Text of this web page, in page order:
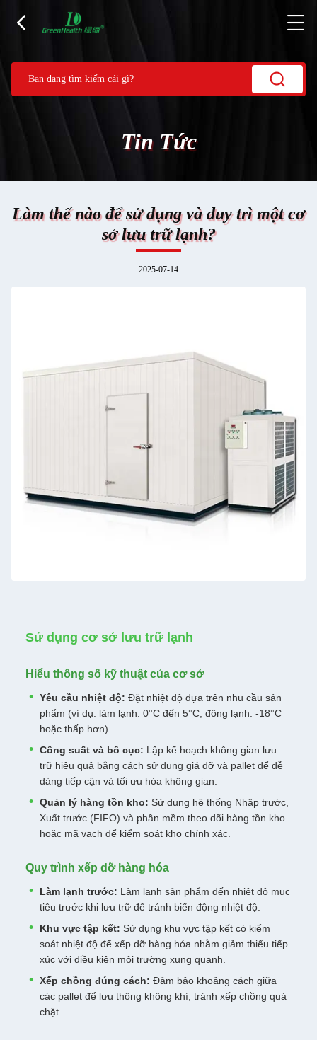
Tin Tức
Làm thế nào để sử dụng và duy trì một cơ
sở lưu trữ lạnh?
2025-07-14
Sử dụng cơ sở lưu trữ lạnh
Hiểu thông số kỹ thuật của cơ sở
Yêu cầu nhiệt độ: Đặt nhiệt độ dựa trên nhu cầu sản
phẩm (ví dụ: làm lạnh: 0°C đến 5°C; đông lạnh: -18°C
hoặc thấp hơn).
Công suất và bố cục: Lập kế hoạch không gian lưu
trữ hiệu quả bằng cách sử dụng giá đỡ và pallet để dễ
dàng tiếp cận và tối ưu hóa không gian.
Quản lý hàng tồn kho: Sử dụng hệ thống Nhập trước,
Xuất trước (FIFO) và phần mềm theo dõi hàng tồn kho
hoặc mã vạch để kiểm soát kho chính xác.
Quy trình xếp dỡ hàng hóa
Làm lạnh trước: Làm lạnh sản phẩm đến nhiệt độ mục
tiêu trước khi lưu trữ để tránh biến động nhiệt độ.
Khu vực tập kết: Sử dụng khu vực tập kết có kiểm
soát nhiệt độ để xếp dỡ hàng hóa nhằm giảm thiểu tiếp
xúc với điều kiện môi trường xung quanh.
Xếp chồng đúng cách: Đảm bảo khoảng cách giữa
các pallet để lưu thông không khí; tránh xếp chồng quá
chặt.